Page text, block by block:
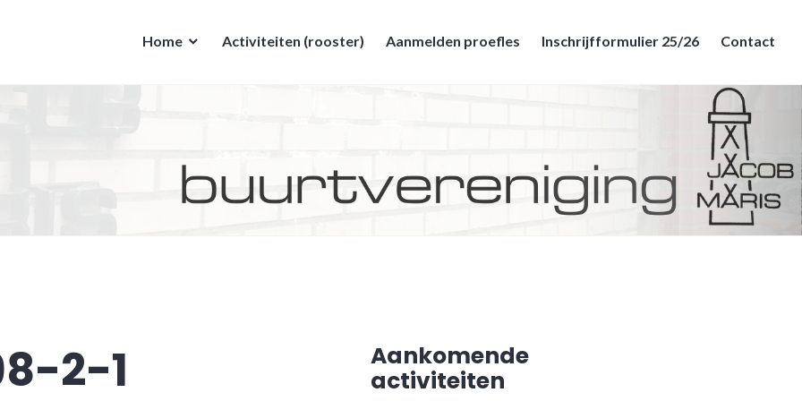
Home Activiteiten (rooster) Aanmelden proefles Inschrijfformulier 25/26 Contact
2-1
Aankomende
activiteiten